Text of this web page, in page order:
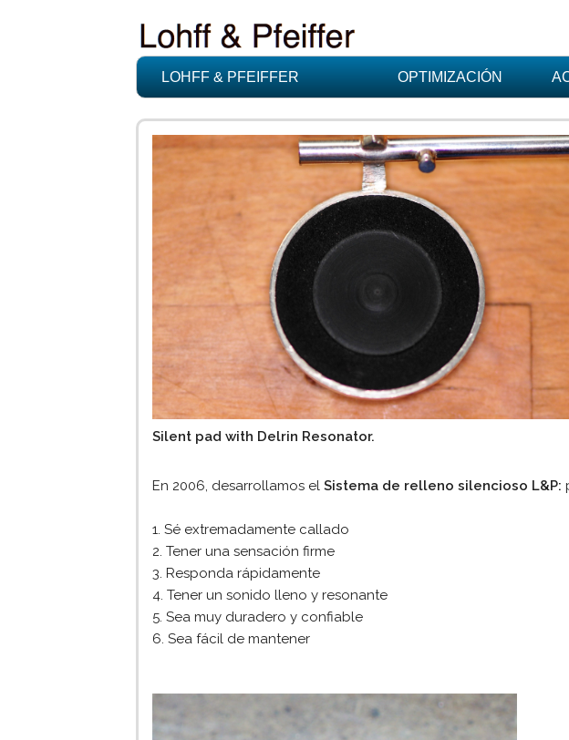
LOHFF & PFEIFFER OPTIMIZACIÓN
Silent pad with Delrin Resonator.
En 2006, desarrollamos elSistema de relleno silencioso L&P:
1. Sé extremadamente callado
2. Tener una sensación firme
3. Responda rápidamente
4. Tener un sonido lleno y resonante
5. Sea muy duradero y confiable
6. Sea fácil de mantener